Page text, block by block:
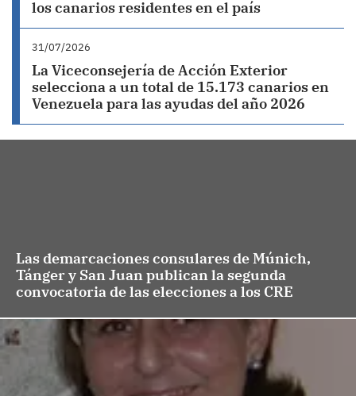
los canarios residentes en el país
31/07/2026
La Viceconsejería de Acción Exterior
selecciona a un total de 15.173 canarios en
Venezuela para las ayudas del año 2026
Las demarcaciones consulares de Múnich,
Tánger y San Juan publican la segunda
convocatoria de las elecciones a los CRE